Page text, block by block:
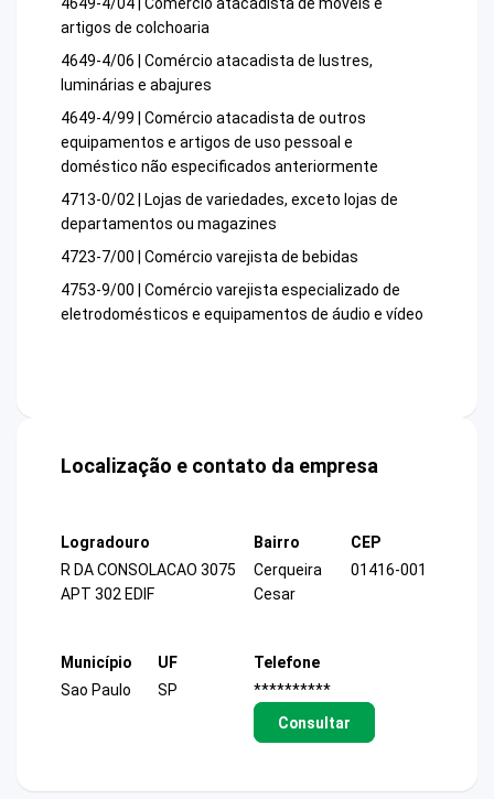
artigos de colchoaria
4649-4/06 | Comércio atacadista de lustres,
luminárias e abajures
4649-4/99 | Comércio atacadista de outros
equipamentos e artigos de uso pessoal e
doméstico não especificados anteriormente
4713-0/02 | Lojas de variedades, exceto lojas de
departamentos ou magazines
4723-7/00 | Comércio varejista de bebidas
4753-9/00 | Comércio varejista especializado de
eletrodomésticos e equipamentos de áudio e vídeo
Localização e contato da empresa
Logradouro
R DA CONSOLACAO 3075
APT 302 EDIF
Bairro
Cerqueira
Cesar
CEP
01416-001
Município
Sao Paulo
UF
SP
Telefone
**********
Consultar